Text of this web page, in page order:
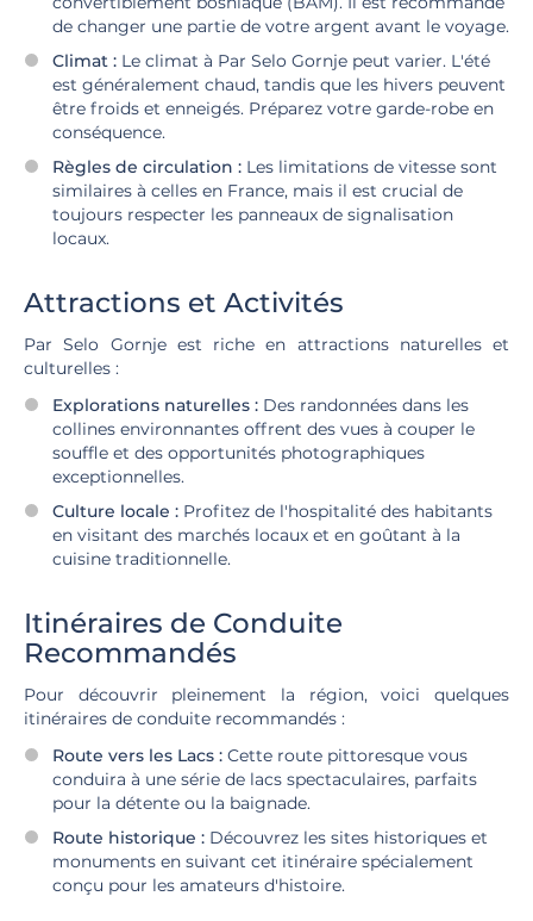
de changer une partie de votre argent avant le voyage.
Climat : Le climat à Par Selo Gornje peut varier. L'été
est généralement chaud, tandis que les hivers peuvent
être froids et enneigés. Préparez votre garde-robe en
conséquence.
Règles de circulation : Les limitations de vitesse sont
similaires à celles en France, mais il est crucial de
toujours respecter les panneaux de signalisation
locaux.
Attractions et Activités
Par Selo Gornje est riche en attractions naturelles et
culturelles :
Explorations naturelles : Des randonnées dans les
collines environnantes offrent des vues à couper le
souffle et des opportunités photographiques
exceptionnelles.
Culture locale : Profitez de l'hospitalité des habitants
en visitant des marchés locaux et en goûtant à la
cuisine traditionnelle.
Itinéraires de Conduite
Recommandés
Pour découvrir pleinement la région, voici quelques
itinéraires de conduite recommandés :
Route vers les Lacs : Cette route pittoresque vous
conduira à une série de lacs spectaculaires, parfaits
pour la détente ou la baignade.
Route historique : Découvrez les sites historiques et
monuments en suivant cet itinéraire spécialement
conçu pour les amateurs d'histoire.